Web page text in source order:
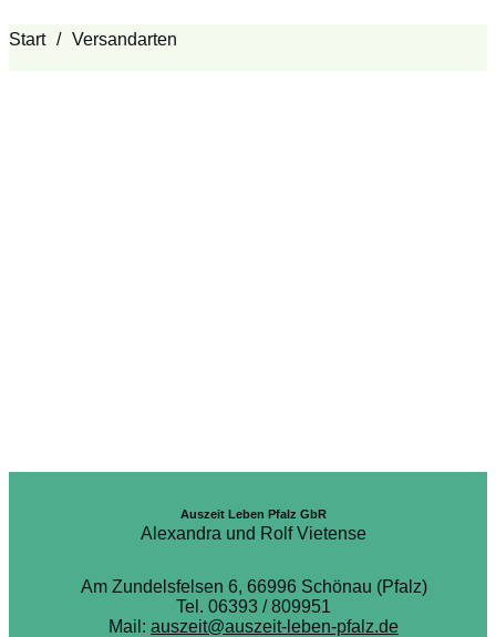
Start / Versandarten
Auszeit Leben Pfalz GbR
Alexandra und Rolf Vietense
Am Zundelsfelsen 6, 66996 Schönau (Pfalz)
Tel. 06393 / 809951
Mail: auszeit@auszeit-leben-pfalz.de